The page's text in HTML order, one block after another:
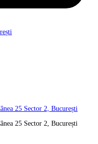
25 Sector 2, București
25 Sector 2, București